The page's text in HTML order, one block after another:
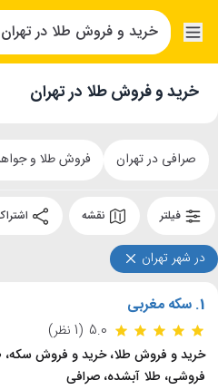
خرید و فروش طلا در تهران
صرافی در تهران فروش طلا و
فیلتر نقشه
در شهر تهران
1. سکه مغربی
5.0 (1 نظر)
خرید و فروش طلا، خرید و فروش
فروشی، طلا آبشده، صرافی